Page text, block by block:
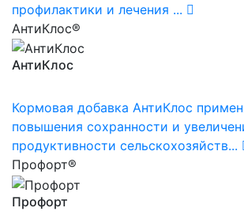
профилактики и лечения ...
АнтиКлос®
АнтиКлос
Кормовая добавка АнтиКлос
повышения сохранности и
продуктивности сельскохозяйств...
Профорт®
Профорт